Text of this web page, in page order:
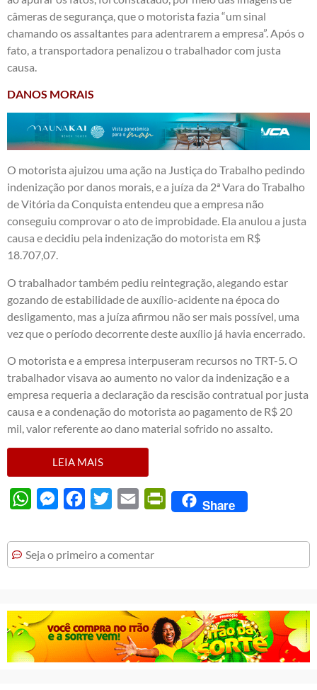
câmeras de segurança, que o motorista fazia “um sinal
chamando os assaltantes para adentrarem a empresa”. Após o
fato, a transportadora penalizou o trabalhador com justa
causa.
DANOS MORAIS
O motorista ajuizou uma ação na Justiça do Trabalho pedindo
indenização por danos morais, e a juíza da 2ª Vara do Trabalho
de Vitória da Conquista entendeu que a empresa não
conseguiu comprovar o ato de improbidade. Ela anulou a justa
causa e decidiu pela indenização do motorista em R$
18.707,07.
O trabalhador também pediu reintegração, alegando estar
gozando de estabilidade de auxílio-acidente na época do
desligamento, mas a juíza afirmou não ser mais possível, uma
vez que o período decorrente deste auxílio já havia encerrado.
O motorista e a empresa interpuseram recursos no TRT-5. O
trabalhador visava ao aumento no valor da indenização e a
empresa requeria a declaração da rescisão contratual por justa
causa e a condenação do motorista ao pagamento de R$ 20
mil, valor referente ao dano material sofrido no assalto.
LEIA MAIS
WhatsAppMessengerFacebook
Twitter Email PrintFriendly
Share
Seja o primeiro a comentar